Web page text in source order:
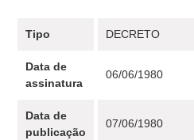
Tipo DECRETO
Data de
assinatura
06/06/1980
Data de
publicação
07/06/1980